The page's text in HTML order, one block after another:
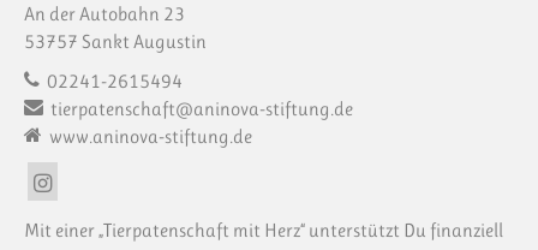
An der Autobahn 23
53757 Sankt Augustin
02241-2615494
tierpatenschaft@aninova-stiftung.de
www.aninova-stiftung.de
Mit einer „Tierpatenschaft mit Herz“ unterstützt Du finanziell